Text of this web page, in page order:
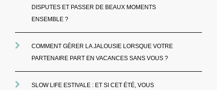
DISPUTES ET PASSER DE BEAUX MOMENTS
ENSEMBLE ?
COMMENT GÉRER LA JALOUSIE LORSQUE VOTRE
PARTENAIRE PART EN VACANCES SANS VOUS ?
SLOW LIFE ESTIVALE : ET SI CET ÉTÉ, VOUS